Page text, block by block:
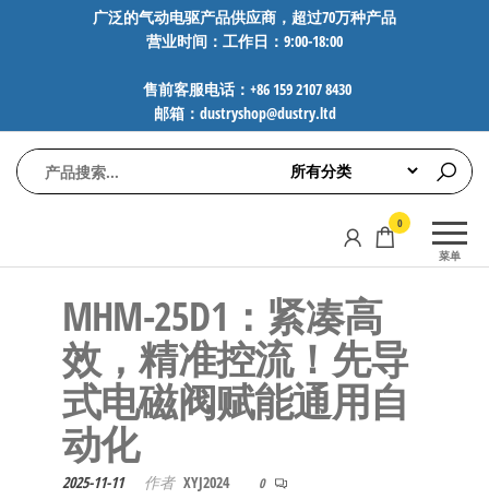
广泛的气动电驱产品供应商，超过70万种产品
营业时间：工作日：9:00-18:00
售前客服电话：+86 159 2107 8430
邮箱：dustryshop@dustry.ltd
动
FESTO、
AVENTICS等
品牌气动
元件，超
过88万种
工业自动
化零部
件，正品
保障，全
菜单
0
MHM-25D1：紧凑高
效，精准控流！先导
式电磁阀赋能通用自
动化
2025-11-11 作者 XYJ2024 0